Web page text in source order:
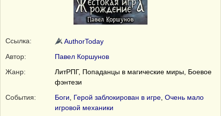
Ссылка:
AuthorToday
Автор:
Павел Коршунов
Жанр:
ЛитРПГ, Попаданцы в магические миры, Боевое
фэнтези
События:
Боги Герой заблокирован в игре Очень мало
игровой механики